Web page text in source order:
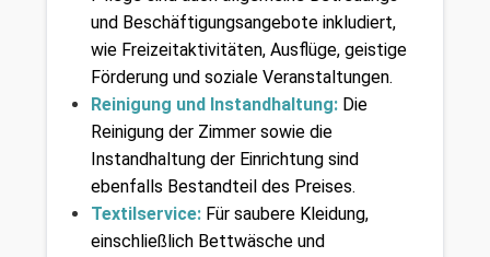
und Beschäftigungsangebote inkludiert,
wie Freizeitaktivitäten, Ausflüge, geistige
Förderung und soziale Veranstaltungen.
Reinigung und Instandhaltung: Die
Reinigung der Zimmer sowie die
Instandhaltung der Einrichtung sind
ebenfalls Bestandteil des Preises.
Textilservice: Für saubere Kleidung,
einschließlich Bettwäsche und